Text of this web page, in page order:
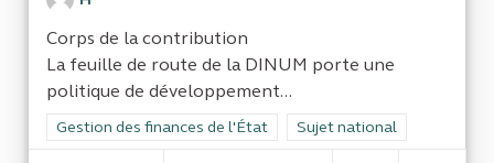
Corps de la contribution
La feuille de route de la DINUM porte une
politique de développement...
Filtrer les résultats de la catégorie : Gestion des finances de
Gestion des finances de l'État Filtrer les résultats pour le
Sujet national